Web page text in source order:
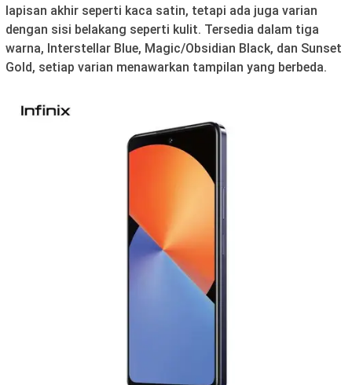
lapisan akhir seperti kaca satin, tetapi ada juga varian
dengan sisi belakang seperti kulit. Tersedia dalam tiga
warna, Interstellar Blue, Magic/Obsidian Black, dan Sunset
Gold, setiap varian menawarkan tampilan yang berbeda.